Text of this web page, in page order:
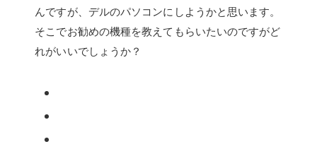
んですが、デルのパソコンにしようかと思います。
そこでお勧めの機種を教えてもらいたいのですがど
れがいいでしょうか？